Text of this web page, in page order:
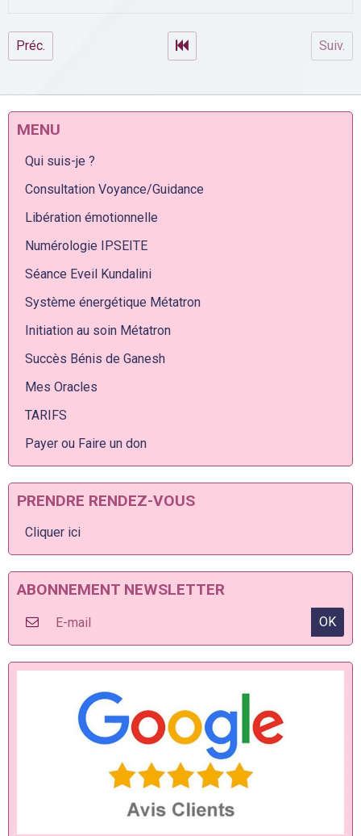
Préc. Suiv.
MENU
Qui suis-je ?
Consultation Voyance/Guidance
Libération émotionnelle
Numérologie IPSEITE
Séance Eveil Kundalini
Système énergétique Métatron
Initiation au soin Métatron
Succès Bénis de Ganesh
Mes Oracles
TARIFS
Payer ou Faire un don
PRENDRE RENDEZ-VOUS
Cliquer ici
ABONNEMENT NEWSLETTER
OK